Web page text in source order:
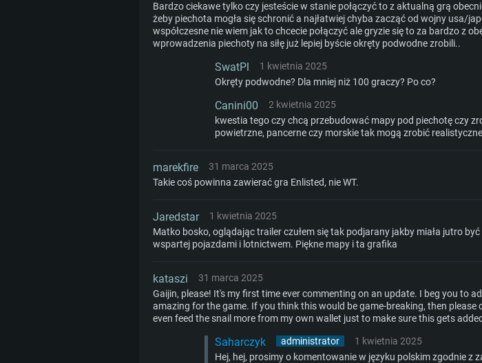
Bardzo ciekawe tylko czy jesteście w stanie połączyć to z aktualną grą
żeby piechota mogła się schronić a najłatwiej chyba zacząć od wojny usa/
współczesne nie wiem jak to chcecie połączyć ale gryzie się to za bardzo z
wprowadzenia piechoty na siłę już lepiej byście okręty podwodne zrobili..
SwatPl 1 kwietnia 2025
Okręty podwodne? Dla mniej niż 100 graczy? Po co?
Canini00 2 kwietnia 2025
kwestia tego czy chcą przebudować mapy pod piechotę czy
powietrzne, pancerne czy morskie tak mogą zrobić
marekfire 31 marca 2025
Takie coś powinna zawierać gra Enlisted, nie WT.
Jaredstar 1 kwietnia 2025
Matko bosko, oglądając trailer czułem się tak podjarany jakby miała jutro
wspartej pojazdami i lotnictwem. Piękne mapy i ta grafika
kataszi 31 marca 2025
Gaijin, please! It's my first time ever commenting on an update. I beg you to
amazing for the game. If you think this would be game-breaking, then please
even feed the snail more from my own wallet just to make sure this gets
Saharczyk administrator 1 kwietnia 2025
Hej, hej, prosimy o komentowanie w języku polskim zgodnie z